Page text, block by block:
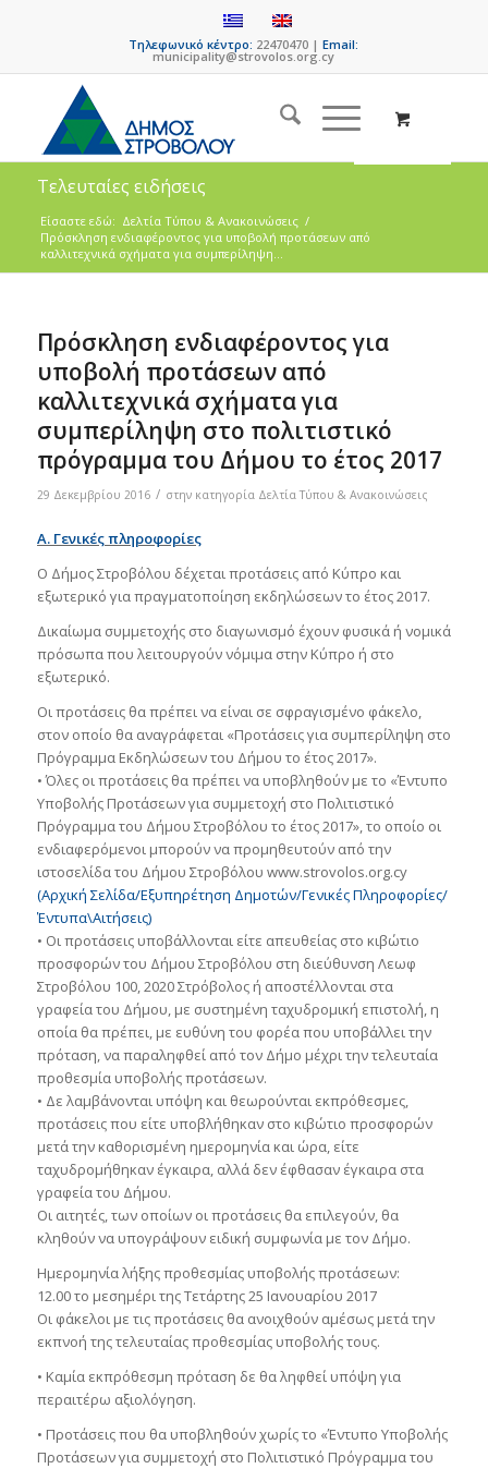
Τηλεφωνικό κέντρο: 22470470 |Email:
municipality@strovolos.org.cy
Τελευταίες ειδήσεις
Είσαστε εδώ: Δελτία Τύπου & Ανακοινώσεις /
Πρόσκληση ενδιαφέροντος για υποβολή προτάσεων από
καλλιτεχνικά σχήματα για συμπερίληψη...
Πρόσκληση ενδιαφέροντος για
υποβολή προτάσεων από
καλλιτεχνικά σχήματα για
συμπερίληψη στο πολιτιστικό
πρόγραμμα του Δήμου το έτος 2017
29 Δεκεμβρίου 2016 / στην κατηγορία Δελτία Τύπου & Ανακοινώσεις
Α. Γενικές πληροφορίες
Ο Δήμος Στροβόλου δέχεται προτάσεις από Κύπρο και
εξωτερικό για πραγματοποίηση εκδηλώσεων το έτος 2017.
Δικαίωμα συμμετοχής στο διαγωνισμό έχουν φυσικά ή νομικά
πρόσωπα που λειτουργούν νόμιμα στην Κύπρο ή στο
εξωτερικό.
Οι προτάσεις θα πρέπει να είναι σε σφραγισμένο φάκελο,
στον οποίο θα αναγράφεται «Προτάσεις για συμπερίληψη στο
Πρόγραμμα Εκδηλώσεων του Δήμου το έτος 2017».
• Όλες οι προτάσεις θα πρέπει να υποβληθούν με το «Έντυπο
Υποβολής Προτάσεων για συμμετοχή στο Πολιτιστικό
Πρόγραμμα του Δήμου Στροβόλου το έτος 2017», το οποίο οι
ενδιαφερόμενοι μπορούν να προμηθευτούν από την
ιστοσελίδα του Δήμου Στροβόλου www.strovolos.org.cy
(Αρχική Σελίδα/Εξυπηρέτηση Δημοτών/Γενικές Πληροφορίες/
Έντυπα\Αιτήσεις)
• Οι προτάσεις υποβάλλονται είτε απευθείας στο κιβώτιο
προσφορών του Δήμου Στροβόλου στη διεύθυνση Λεωφ
Στροβόλου 100, 2020 Στρόβολος ή αποστέλλονται στα
γραφεία του Δήμου, με συστημένη ταχυδρομική επιστολή, η
οποία θα πρέπει, με ευθύνη του φορέα που υποβάλλει την
πρόταση, να παραληφθεί από τον Δήμο μέχρι την τελευταία
προθεσμία υποβολής προτάσεων.
• Δε λαμβάνονται υπόψη και θεωρούνται εκπρόθεσμες,
προτάσεις που είτε υποβλήθηκαν στο κιβώτιο προσφορών
μετά την καθορισμένη ημερομηνία και ώρα, είτε
ταχυδρομήθηκαν έγκαιρα, αλλά δεν έφθασαν έγκαιρα στα
γραφεία του Δήμου.
Οι αιτητές, των οποίων οι προτάσεις θα επιλεγούν, θα
κληθούν να υπογράψουν ειδική συμφωνία με τον Δήμο.
Ημερομηνία λήξης προθεσμίας υποβολής προτάσεων:
12.00 το μεσημέρι της Τετάρτης 25 Ιανουαρίου 2017
Οι φάκελοι με τις προτάσεις θα ανοιχθούν αμέσως μετά την
εκπνοή της τελευταίας προθεσμίας υποβολής τους.
• Καμία εκπρόθεσμη πρόταση δε θα ληφθεί υπόψη για
περαιτέρω αξιολόγηση.
• Προτάσεις που θα υποβληθούν χωρίς το «Έντυπο Υποβολής
Προτάσεων για συμμετοχή στο Πολιτιστικό Πρόγραμμα του